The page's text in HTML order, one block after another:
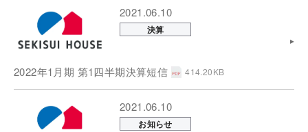
2021.06.10
決算
2022年1月期 第1四半期決算短信 414.20KB
2021.06.10
お知らせ